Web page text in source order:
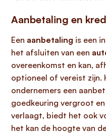
Aanbetaling en
Een aanbetaling is een
het afsluiten van een
overeenkomst en kan,
optioneel of vereist zijn.
ondernemers een
goedkeuring vergroot
verlaagt, biedt het ook
het kan de hoogte van